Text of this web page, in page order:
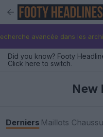
avancée dans les
Did you know? Footy
Click here to switch.
New
Derniers Maillots